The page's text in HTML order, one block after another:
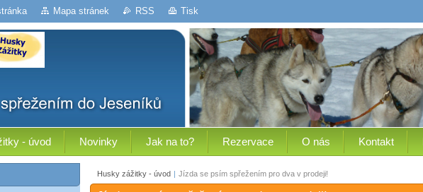
Mapa stránek RSS Tisk
- úvod Novinky Jak na to? Rezervace O nás Kontakt
Husky zážitky - úvod | Jízda se psím spřežením pro dva v prodeji!